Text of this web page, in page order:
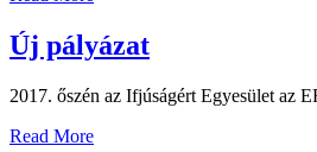
Új pályázat
2017. őszén az Ifjúságért Egyesület az
Read More